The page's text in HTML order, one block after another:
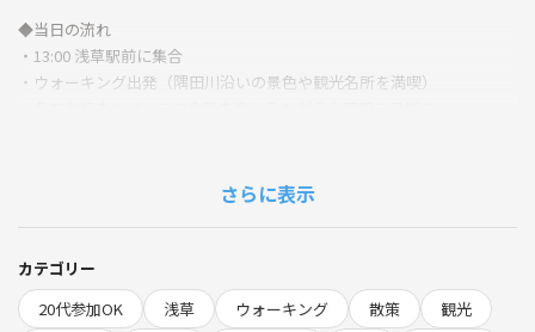
◆当日の流れ
・13:00 浅草駅前に集合
・ウォーキング出発（隅田川沿いの景色や観光名所を満喫）
盛りだくさん！
・会話が苦手な方でも、景色を楽しみながら自然と打ち解けられる雰囲
気を目指しています。
さらに表示
カテゴリー
20代参加OK
浅草 ウォーキング 散策
観光